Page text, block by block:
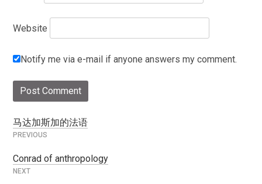
Website
Notify me via e-mail if anyone answers my comment.
Post
马达加斯加的法语
Conrad of anthropology